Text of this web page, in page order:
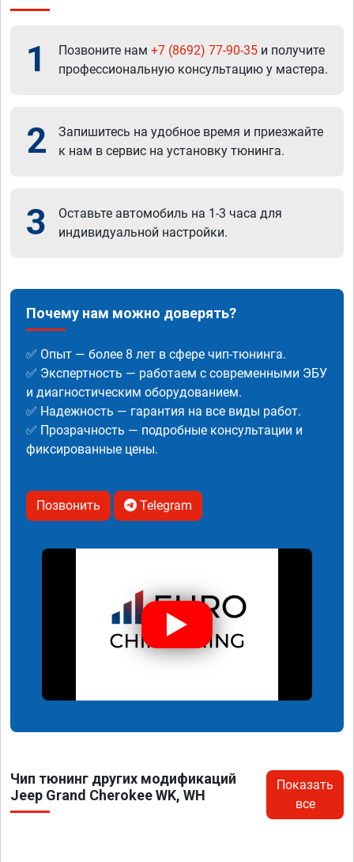
1 Позвоните нам +7 (8692) 77-90-35 и получите
профессиональную консультацию у мастера.
2
Запишитесь на удобное время и приезжайте
к нам в сервис на установку тюнинга.
3
Оставьте автомобиль на 1-3 часа для
индивидуальной настройки.
Почему нам можно доверять?
✅ Опыт — более 8 лет в сфере чип-тюнинга.
✅ Экспертность — работаем с современными ЭБУ
и диагностическим оборудованием.
✅ Надежность — гарантия на все виды работ.
✅ Прозрачность — подробные консультации и
фиксированные цены.
Позвонить Telegram
Чип тюнинг других модификаций
Jeep Grand Cherokee WK, WH
Показать
все